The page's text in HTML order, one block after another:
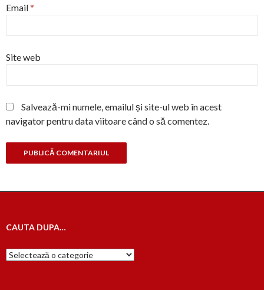
Email*
Site web
Salvează-mi numele, emailul și site-ul web în acest
navigator pentru data viitoare când o să comentez.
CAUTA DUPA…
Cauta
dupa…